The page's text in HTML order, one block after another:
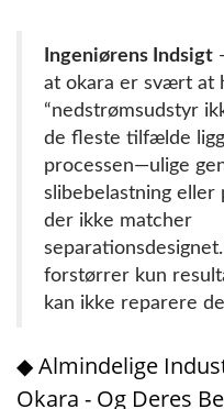
Ingeniørens Indsigt
at okara er svært at
“nedstrømsudstyr
de fleste tilfælde
processen—ulige
slibebelastning eller
der ikke matcher
forstørrer kun
kan ikke reparere
◆ Almindelige
Okara - Og Deres